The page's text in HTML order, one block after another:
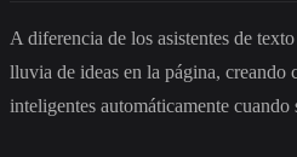
A diferencia de los asistentes de
lluvia de ideas en la página, creando
inteligentes automáticamente